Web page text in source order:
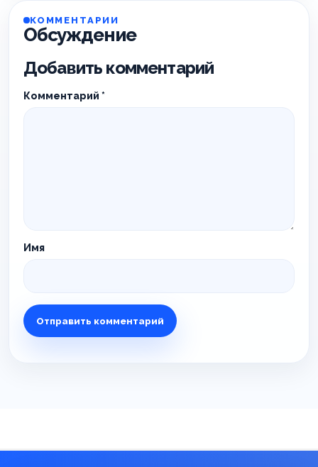
КОММЕНТАРИИ
Обсуждение
Добавить комментарий
Комментарий *
Имя